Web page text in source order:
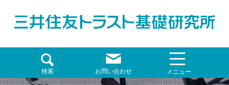
検索 お問い合わせ メニュー